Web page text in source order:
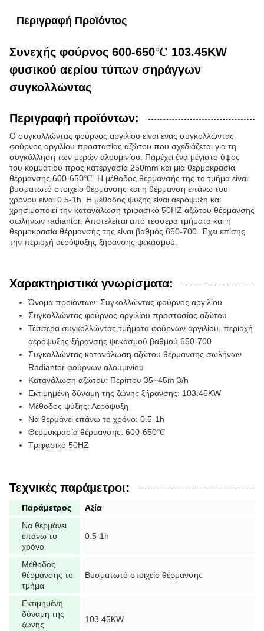
Περιγραφή Προϊόντος
Συνεχής φούρνος 600-650℃ 103.45KW
φυσικού αερίου τύπων σηράγγων
συγκολλώντας
Περιγραφή προϊόντων:
Ο συγκολλώντας φούρνος αργιλίου είναι ένας συγκολλώντας
φούρνος αργιλίου προστασίας αζώτου που σχεδιάζεται για τη
συγκόλληση των μερών αλουμινίου. Παρέχει ένα μέγιστο ύψος
του κομματιού προς κατεργασία 250mm και μια θερμοκρασία
θέρμανσης 600-650℃. Η μέθοδος θέρμανσής της το τμήμα είναι
βυσματωτό στοιχείο θέρμανσης και η θέρμανση επάνω του
χρόνου είναι 0.5-1h. Η μέθοδος ψύξης είναι αερόψυξη και
χρησιμοποιεί την κατανάλωση τριφασικό 50HZ αζώτου θέρμανσης
σωλήνων radiantor. Αποτελείται από τέσσερα τμήματα και η
θερμοκρασία θέρμανσής της είναι βαθμός 650-700. Έχει επίσης
την περιοχή αερόψυξης ξήρανσης ψεκασμού.
Χαρακτηριστικά γνωρίσματα:
Όνομα προϊόντων: Συγκολλώντας φούρνος αργιλίου
Συγκολλώντας φούρνος αργιλίου προστασίας αζώτου
Τέσσερα συγκολλώντας τμήματα φούρνων αργιλίου, περιοχή
αερόψυξης ξήρανσης ψεκασμού βαθμού 650-700
Συγκολλώντας κατανάλωση αζώτου θέρμανσης σωλήνων
Radiantor φούρνων αλουμινίου
Κατανάλωση αζώτου: Περίπου 35~45m 3/h
Εκτιμημένη δύναμη της ζώνης ξήρανσης: 103.45KW
Μέθοδος ψύξης: Αερόψυξη
Να θερμάνει επάνω το χρόνο: 0.5-1h
Θερμοκρασία θέρμανσης: 600-650℃
Τριφασικό 50HZ
Τεχνικές παράμετροι:
Παράμετρος
Αξία
Να θερμάνει
επάνω το
χρόνο
0.5-1h
Μέθοδος
θέρμανσης το
τμήμα
Βυσματωτό στοιχείο θέρμανσης
Εκτιμημένη
δύναμη της
ζώνης
103.45KW